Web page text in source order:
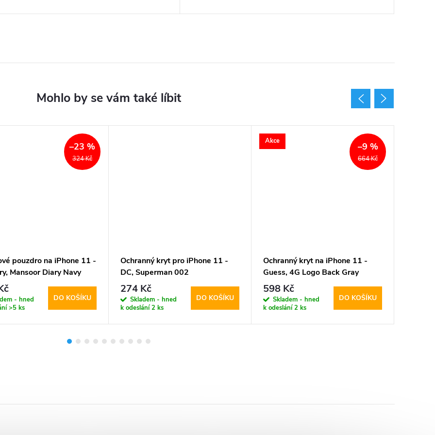
324 Kč
–23 %
pouzdro na iPhone 11 -
Mansoor Diary Navy
- hned
>5 ks
DO KOŠÍKU
Ochranný kryt pro iPhone 11 -
DC, Superman 002
274 Kč
Skladem - hned
k odeslání2 ks
DO KOŠÍKU
Akce
664 Kč
–9 %
Ochranný kryt na iPhone 11 -
Guess, 4G Logo Back Gray
598 Kč
Skladem - hned
k odeslání2 ks
DO KOŠÍKU